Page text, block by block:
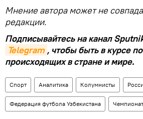
Мнение автора может не
редакции.
Подписывайтесь на канал
Telegram , чтобы быть в курсе
происходящих в стране и мире.
Спорт Аналитика Колумнисты
Федерация футбола Узбекистана